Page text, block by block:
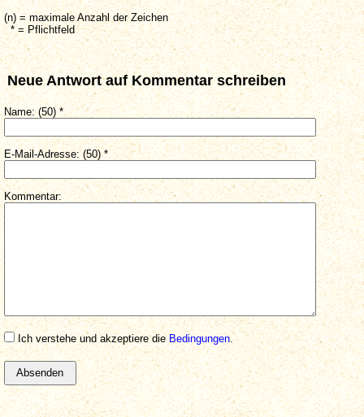
(n) = maximale Anzahl der Zeichen
* = Pflichtfeld
Neue Antwort auf Kommentar schreiben
Name: (50) *
E-Mail-Adresse: (50) *
Kommentar:
Ich verstehe und akzeptiere die Bedingungen.